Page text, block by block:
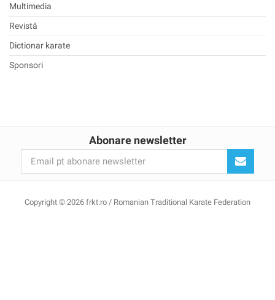
Multimedia
Revistă
Dictionar karate
Sponsori
Abonare newsletter
Copyright © 2026 frkt.ro / Romanian Traditional Karate Federation